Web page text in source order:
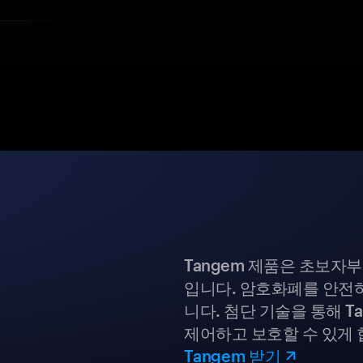
Tangem 제품은 초보자
입니다. 암호화폐를 안전
니다. 첨단 기술을 통해
제어하고 보호할 수 있게
Tangem 받기